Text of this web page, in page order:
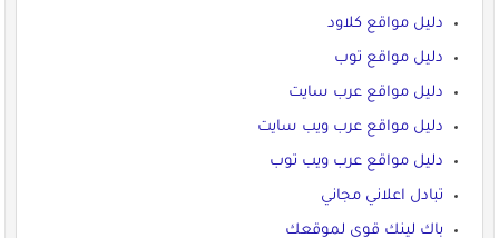
دليل مواقع كلاود
دليل مواقع توب
دليل مواقع عرب سايت
دليل مواقع عرب ويب سايت
دليل مواقع عرب ويب توب
تبادل اعلاني مجاني
باك لينك قوي لموقعك